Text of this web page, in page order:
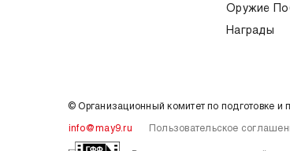
Оружие
Награды
© Организационный комитет по подготовке
info@may9.ru Пользовательское